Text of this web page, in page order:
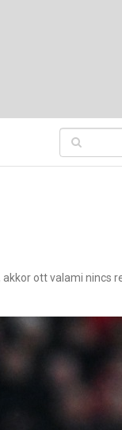
ott valami nincs